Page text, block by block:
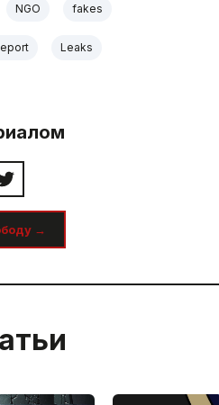
NGO fakes
Leaks
→